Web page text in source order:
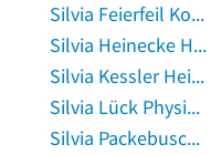
Silvia Feierfeil Kosmetikstudio in Schlotheim
Silvia Heinecke Heilpraktikerin in Waghäusel
Silvia Kessler Heilpraktikerin in Worms
Silvia Lück Physiotherapie in Oberweißbach, Thüringer Wald
Silvia Packebusch Partyservice in Lawalde